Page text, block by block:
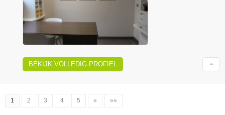
BEKIJK VOLLEDIG PROFIEL
1 2 3 4 5 » »»